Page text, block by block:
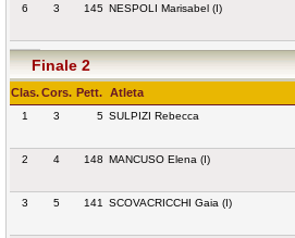
6
3 145 NESPOLI Marisabel (I)
Finale 2
Clas.Cors. Pett. Atleta
1 3 5 SULPIZI Rebecca
2
4 148 MANCUSO Elena (I)
3
5 141 SCOVACRICCHI Gaia (I)